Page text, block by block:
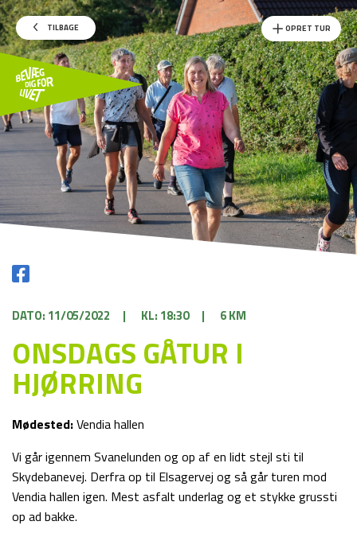
TILBAGE OPRET TUR
DATO: 11/05/2022 | KL: 18:30 | 6 KM
ONSDAGS GÅTUR I
HJØRRING
Mødested:Vendia hallen
Vi går igennem Svanelunden og op af en lidt stejl sti til
Skydebanevej. Derfra op til Elsagervej og så går turen mod
Vendia hallen igen. Mest asfalt underlag og et stykke grussti
op ad bakke.